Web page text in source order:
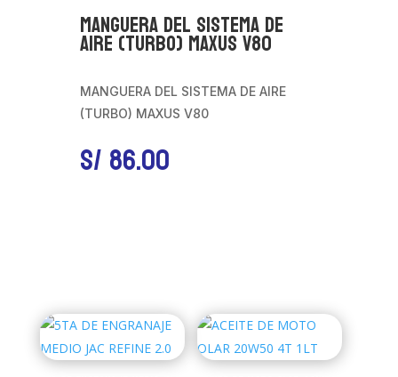
MANGUERA DEL SISTEMA DE
AIRE (TURBO) MAXUS V80
MANGUERA DEL SISTEMA DE AIRE
(TURBO) MAXUS V80
S/86.00